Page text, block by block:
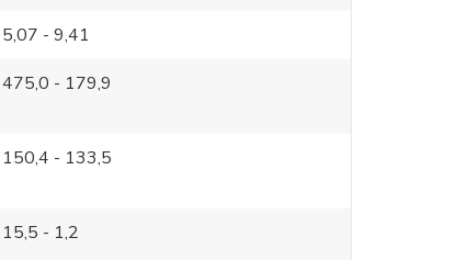
5,07 - 9,41
475,0 - 179,9
150,4 - 133,5
15,5 - 1,2